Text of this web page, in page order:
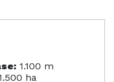
1.100 m
ha